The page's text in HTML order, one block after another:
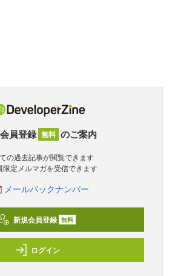
員登録 無料 のご案内
ての過去記事が閲覧できます
限定メルマガを受信できます
メールバックナンバー
新規会員登録 無料
ログイン